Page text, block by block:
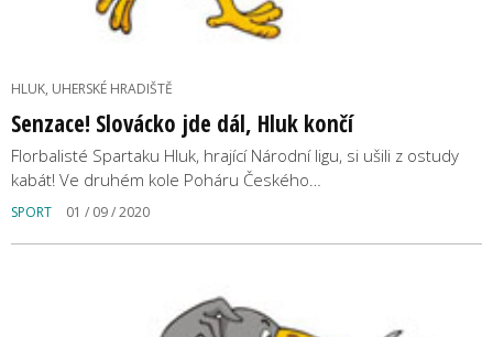
HLUK, UHERSKÉ HRADIŠTĚ
Senzace! Slovácko jde dál, Hluk končí
Florbalisté Spartaku Hluk, hrající Národní ligu, si ušili z ostudy
kabát! Ve druhém kole Poháru Českého…
SPORT 01 / 09 / 2020